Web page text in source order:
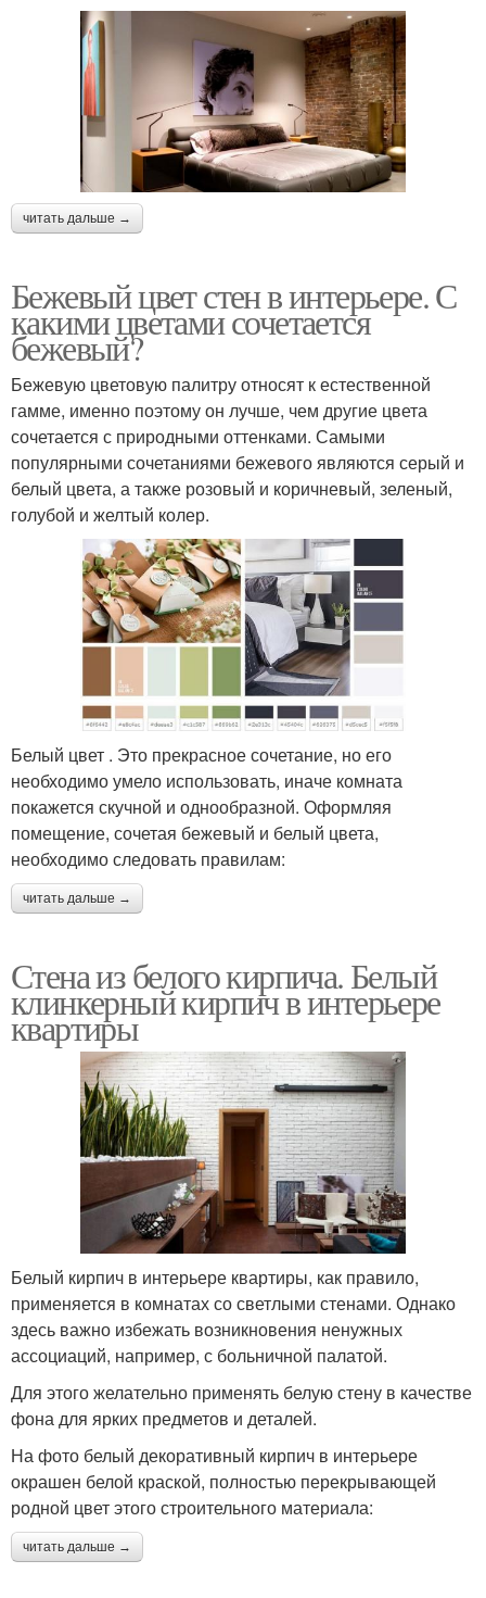
читать дальше →
Бежевый цвет стен в интерьере. С
какими цветами сочетается
бежевый?
Бежевую цветовую палитру относят к естественной
гамме, именно поэтому он лучше, чем другие цвета
сочетается с природными оттенками. Самыми
популярными сочетаниями бежевого являются серый и
белый цвета, а также розовый и коричневый, зеленый,
голубой и желтый колер.
Белый цвет . Это прекрасное сочетание, но его
необходимо умело использовать, иначе комната
покажется скучной и однообразной. Оформляя
помещение, сочетая бежевый и белый цвета,
необходимо следовать правилам:
читать дальше →
Стена из белого кирпича. Белый
клинкерный кирпич в интерьере
квартиры
Белый кирпич в интерьере квартиры, как правило,
применяется в комнатах со светлыми стенами. Однако
здесь важно избежать возникновения ненужных
ассоциаций, например, с больничной палатой.
Для этого желательно применять белую стену в качестве
фона для ярких предметов и деталей.
На фото белый декоративный кирпич в интерьере
окрашен белой краской, полностью перекрывающей
родной цвет этого строительного материала:
читать дальше →